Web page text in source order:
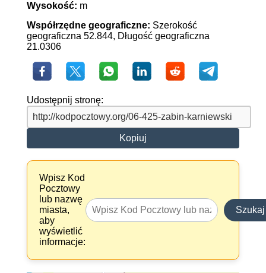
Wysokość: m
Współrzędne geograficzne: Szerokość
geograficzna 52.844, Długość geograficzna
21.0306
Udostępnij stronę:
Kopiuj
Wpisz Kod
Pocztowy
lub nazwę
miasta,
aby
wyświetlić
informacje:
Szukaj